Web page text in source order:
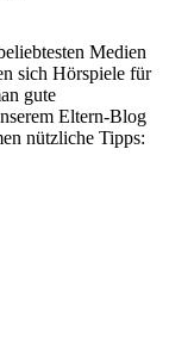
Medien
sich Hörspiele für
gute
Eltern-Blog
nützliche Tipps: